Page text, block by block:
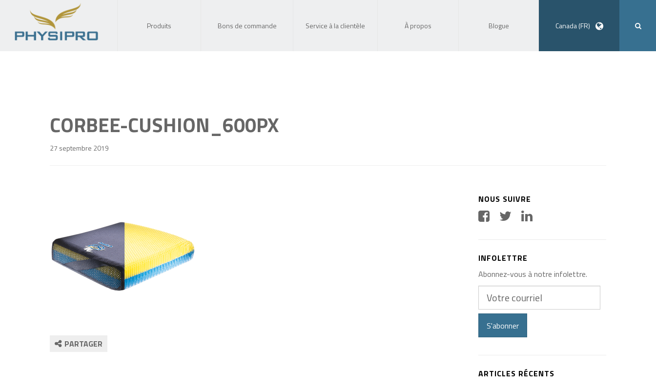
Produits Bons de commande Service à la clientèle À propos Blogue Canada (FR)
CORBEE-CUSHION_600PX
27 septembre 2019
PARTAGER
NOUS SUIVRE
INFOLETTRE
Abonnez-vous à notre infolettre.
courriel
S'abonner
ARTICLES RÉCENTS